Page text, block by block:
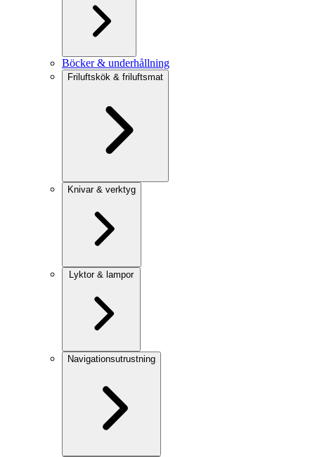
Böcker & underhållning
Friluftskök & friluftsmat
Knivar & verktyg
Lyktor & lampor
Navigationsutrustning